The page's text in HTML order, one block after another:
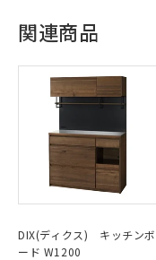
関連商品
DIX(ディクス) キッチンボ
ード W1200